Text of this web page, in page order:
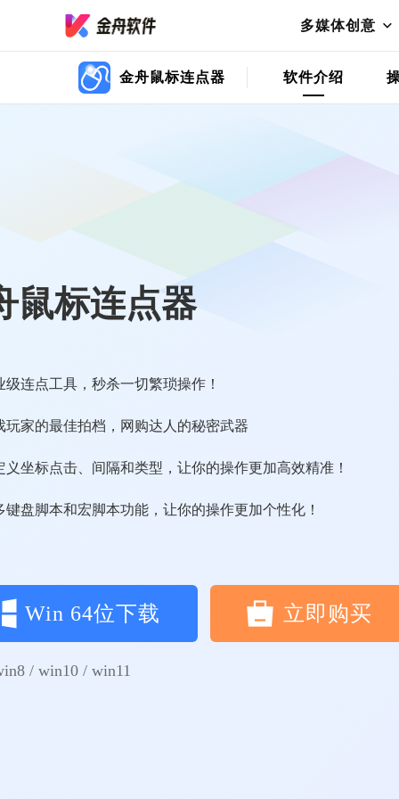
鼠标连点器
级连点工具，秒杀一切繁琐操作！
玩家的最佳拍档，网购达人的秘密武器
义坐标点击、间隔和类型，让​​你的操作更加高效精准！
键盘脚本和宏脚本功能，让你的操作更加个性化！
Win 64位下载 立即购买
/ win10 / win11
多媒体创意
金舟鼠标连点器 软件介绍